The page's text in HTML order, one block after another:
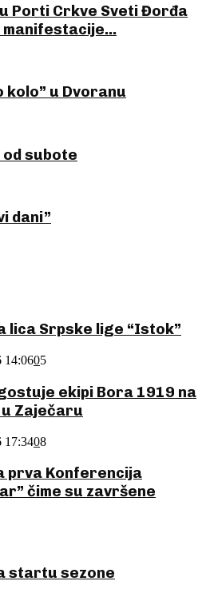
Porti Crkve Sveti Đorđa
u Dvoranu
subote
dani”
lica Srpske lige “Istok”
14:0605
ekipi Bora 1919 na
Zaječaru
17:3408
prva Konferencija
čime su završene
startu sezone